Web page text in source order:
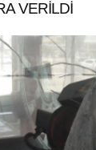
VERİLDİ